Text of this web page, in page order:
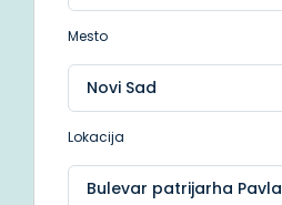
Mesto
Lokacija
Bulevar patrijarha Pavla